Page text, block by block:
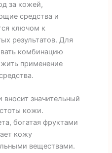
за кожей,
средства и
ключом к
результатов. Для
комбинацию
применение
значительный
кожи.
богатая фруктами
кожу
веществами.